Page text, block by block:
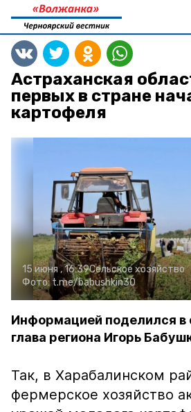
Астраханская
первых в стране
картофеля
15 июня , 16:39Сельское хозяйство
Фото:t.me/babushkin30
Информацией поделился в
глава региона Игорь
Так, в Харабалинском
фермерское хозяйство